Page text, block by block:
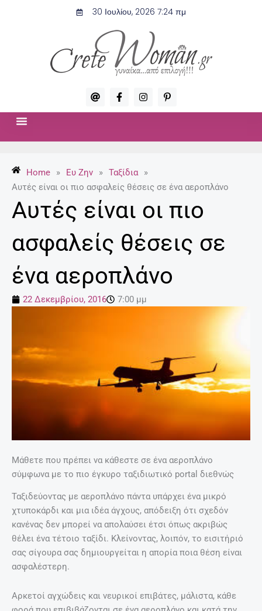
30 Ιουλίου, 2026 7:24 πμ
A
t
F
a
c
-
f
I
n
s
P
i
n
p
Home » Ευ Ζην » Ταξίδια
»
Αυτές είναι οι πιο ασφαλείς θέσεις σε ένα αεροπλάνo
Αυτές είναι οι πιο
ασφαλείς θέσεις σε
ένα αεροπλάνo
22 Δεκεμβρίου, 2016 7:00 μμ
Μάθετε που πρέπει να κάθεστε σε ένα αεροπλάνο
σύμφωνα με το πιο έγκυρο ταξιδιωτικό portal διεθνώς
Ταξιδεύοντας με αεροπλάνο πάντα υπάρχει ένα μικρό
χτυποκάρδι και μια ιδέα άγχους, απόδειξη ότι σχεδόν
κανένας δεν μπορεί να απολαύσει έτσι όπως ακριβώς
θέλει ένα τέτοιο ταξίδι. Κλείνοντας, λοιπόν, το εισιτήριό
σας σίγουρα σας δημιουργείται η απορία ποια θέση είναι
ασφαλέστερη.
Αρκετοί αγχώδεις και νευρικοί επιβάτες, μάλιστα, κάθε